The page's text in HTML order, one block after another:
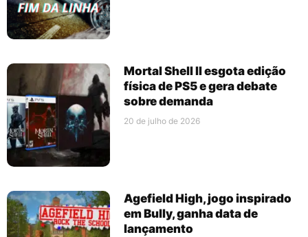
Mortal Shell II esgota edição
física de PS5 e gera debate
sobre demanda
20 de julho de 2026
Agefield High, jogo inspirado
em Bully, ganha data de
lançamento